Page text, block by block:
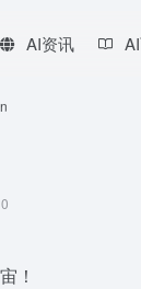
AI资讯
0
！